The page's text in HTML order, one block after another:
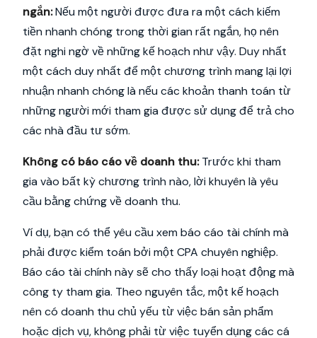
ngắn:Nếu một người được đưa ra một cách kiếm
tiền nhanh chóng trong thời gian rất ngắn, họ nên
đặt nghi ngờ về những kế hoạch như vậy. Duy nhất
một cách duy nhất để một chương trình mang lại lợi
nhuận nhanh chóng là nếu các khoản thanh toán từ
những người mới tham gia được sử dụng để trả cho
các nhà đầu tư sớm.
Không có báo cáo về doanh thu:Trước khi tham
gia vào bất kỳ chương trình nào, lời khuyên là yêu
cầu bằng chứng về doanh thu.
Ví dụ, bạn có thể yêu cầu xem báo cáo tài chính mà
phải được kiểm toán bởi một CPA chuyên nghiệp.
Báo cáo tài chính này sẽ cho thấy loại hoạt động mà
công ty tham gia. Theo nguyên tắc, một kế hoạch
nên có doanh thu chủ yếu từ việc bán sản phẩm
hoặc dịch vụ, không phải từ việc tuyển dụng các cá